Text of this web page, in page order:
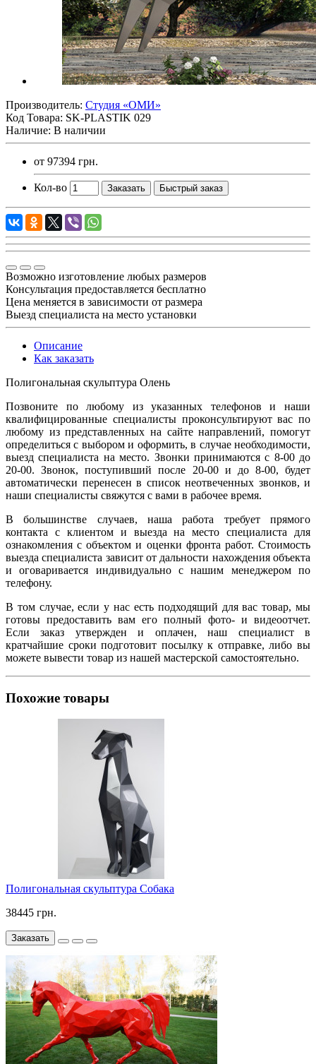
Производитель: Студия «ОМИ»
Код Товара: SK-PLASTIK 029
Наличие: В наличии
от 97394 грн.
Кол-во Заказать Быстрый заказ
Возможно изготовление любых размеров
Консультация предоставляется бесплатно
Цена меняется в зависимости от размера
Выезд специалиста на место установки
Описание
Как заказать
Полигональная скульптура Олень
Позвоните по любому из указанных телефонов и наши
квалифицированные специалисты проконсультируют вас по
любому из представленных на сайте направлений, помогут
определиться с выбором и оформить, в случае необходимости,
выезд специалиста на место. Звонки принимаются с 8-00 до
20-00. Звонок, поступивший после 20-00 и до 8-00, будет
автоматически перенесен в список неотвеченных звонков, и
наши специалисты свяжутся с вами в рабочее время.
В большинстве случаев, наша работа требует прямого
контакта с клиентом и выезда на место специалиста для
ознакомления с объектом и оценки фронта работ. Стоимость
выезда специалиста зависит от дальности нахождения объекта
и оговаривается индивидуально с нашим менеджером по
телефону.
В том случае, если у нас есть подходящий для вас товар, мы
готовы предоставить вам его полный фото- и видеоотчет.
Если заказ утвержден и оплачен, наш специалист в
кратчайшие сроки подготовит посылку к отправке, либо вы
можете вывести товар из нашей мастерской самостоятельно.
Похожие товары
Полигональная скульптура Собака
38445 грн.
Заказать